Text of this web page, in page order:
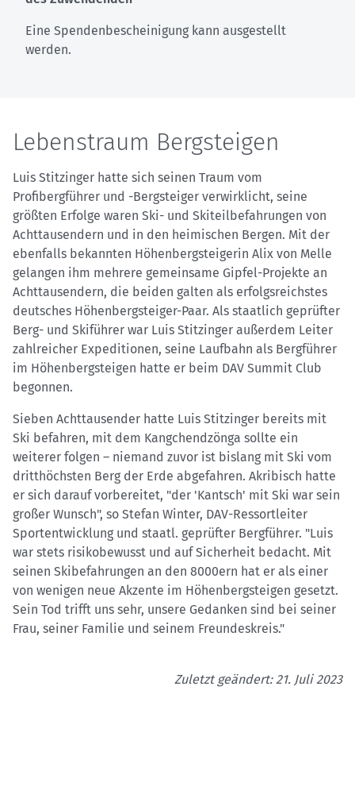
Eine Spendenbescheinigung kann ausgestellt
werden.
Lebenstraum Bergsteigen
Luis Stitzinger hatte sich seinen Traum vom
Profibergführer und -Bergsteiger verwirklicht, seine
größten Erfolge waren Ski- und Skiteilbefahrungen von
Achttausendern und in den heimischen Bergen. Mit der
ebenfalls bekannten Höhenbergsteigerin Alix von Melle
gelangen ihm mehrere gemeinsame Gipfel-Projekte an
Achttausendern, die beiden galten als erfolgsreichstes
deutsches Höhenbergsteiger-Paar. Als staatlich geprüfter
Berg- und Skiführer war Luis Stitzinger außerdem Leiter
zahlreicher Expeditionen, seine Laufbahn als Bergführer
im Höhenbergsteigen hatte er beim DAV Summit Club
begonnen.
Sieben Achttausender hatte Luis Stitzinger bereits mit
Ski befahren, mit dem Kangchendzönga sollte ein
weiterer folgen – niemand zuvor ist bislang mit Ski vom
dritthöchsten Berg der Erde abgefahren. Akribisch hatte
er sich darauf vorbereitet, "der 'Kantsch' mit Ski war sein
großer Wunsch", so Stefan Winter, DAV-Ressortleiter
Sportentwicklung und staatl. geprüfter Bergführer. "Luis
war stets risikobewusst und auf Sicherheit bedacht. Mit
seinen Skibefahrungen an den 8000ern hat er als einer
von wenigen neue Akzente im Höhenbergsteigen gesetzt.
Sein Tod trifft uns sehr, unsere Gedanken sind bei seiner
Frau, seiner Familie und seinem Freundeskreis."
Zuletzt geändert: 21. Juli 2023